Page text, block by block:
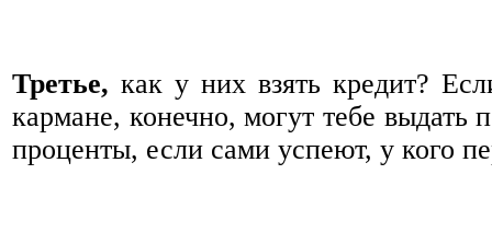
Третье, как у них взять кредит?
кармане, конечно, могут тебе выдать
проценты, если сами успеют, у кого